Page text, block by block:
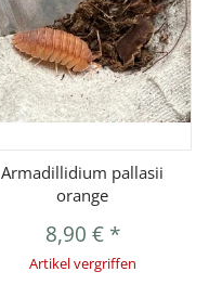
Armadillidium pallasii
orange
8,90 € *
Artikel vergriffen